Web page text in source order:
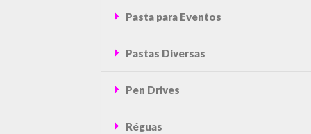
Pasta para Eventos
Pastas Diversas
Pen Drives
Réguas